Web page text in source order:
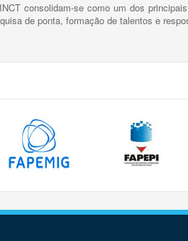
consolidam-se como um dos
de ponta, formação de talentos e